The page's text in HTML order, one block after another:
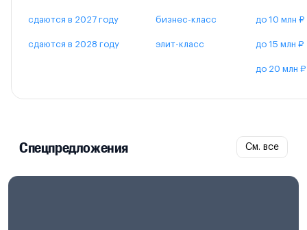
сдаются в 2027 году
сдаются в 2028 году
бизнес-класс
элит-класс
до 10 млн ₽
до 15 млн ₽
до 20 млн ₽
Спецпредложения См. все